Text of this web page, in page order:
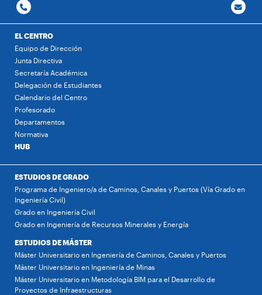
EL CENTRO
Equipo de Dirección
Junta Directiva
Secretaría Académica
Delegación de Estudiantes
Calendario del Centro
Profesorado
Departamentos
Normativa
HUB
ESTUDIOS DE GRADO
Programa de Ingeniero/a de Caminos, Canales y Puertos (Vía Grado en
Ingeniería Civil)
Grado en Ingeniería Civil
Grado en Ingeniería de Recursos Minerales y Energía
ESTUDIOS DE MÁSTER
Máster Universitario en Ingeniería de Caminos, Canales y Puertos
Máster Universitario en Ingeniería de Minas
Máster Universitario en Metodología BIM para el Desarrollo de
Proyectos de Infraestructuras